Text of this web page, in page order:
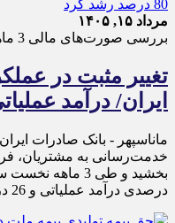
مرداد ۱۵, ۱۴۰۵
بررسی صورت‌های مالی 3 ماهه نخست 1405 نشان داد
تغییر مثبت در
ایران/ درآمد عملیاتی 80 درصد رشد
ماناسپهر - ​بانک صادرات
خدمت‌رسانی به مشتریان،
درصدی درآمد عملیاتی و 26 درصدی سود خالص شد.